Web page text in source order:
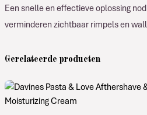
Een snelle en effectieve oplossing
verminderen zichtbaar rimpels en
Gerelateerde producten